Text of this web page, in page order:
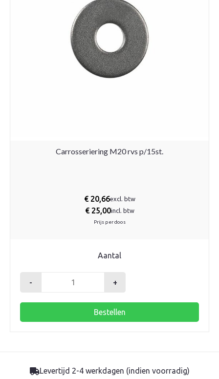
Carrosseriering M20 rvs p/15st.
€20,66excl. btw
€25,00incl. btw
Prijs per doos
Aantal
-
Carrosseriering
M20
+
Bestellen
Levertijd 2-4 werkdagen (indien voorradig)